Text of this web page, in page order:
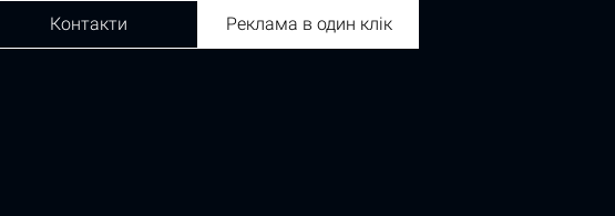
Контакти Реклама в один клік